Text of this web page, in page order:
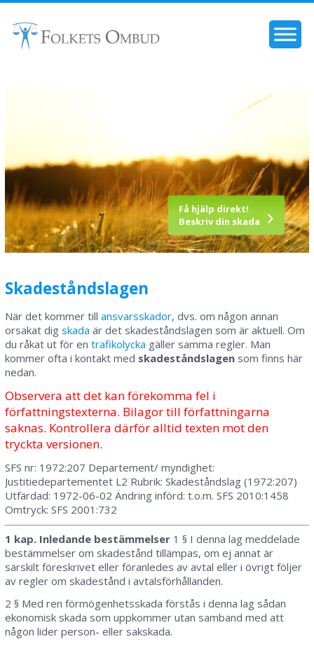
Få hjälp direkt!
Beskriv din skada
Skadeståndslagen
När det kommer till ansvarsskador, dvs. om någon annan
orsakat dig skada är det skadeståndslagen som är aktuell. Om
du råkat ut för en trafikolycka gäller samma regler. Man
kommer ofta i kontakt med skadeståndslagen som finns här
nedan.
Observera att det kan förekomma fel i
författningstexterna. Bilagor till författningarna
saknas. Kontrollera därför alltid texten mot den
tryckta versionen.
SFS nr: 1972:207 Departement/ myndighet:
Justitiedepartementet L2 Rubrik: Skadeståndslag (1972:207)
Utfärdad: 1972-06-02 Ändring införd: t.o.m. SFS 2010:1458
Omtryck: SFS 2001:732
1 kap. Inledande bestämmelser 1 § I denna lag meddelade
bestämmelser om skadestånd tillämpas, om ej annat är
särskilt föreskrivet eller föranledes av avtal eller i övrigt följer
av regler om skadestånd i avtalsförhållanden.
2 § Med ren förmögenhetsskada förstås i denna lag sådan
ekonomisk skada som uppkommer utan samband med att
någon lider person- eller sakskada.